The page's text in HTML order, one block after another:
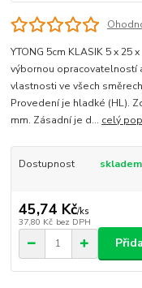
YTONG 5cm KLASIK 5 x
výbornou opracovatelností
vlastnosti ve všech
Provedení je hladké (HL).
mm. Zásadní je d... celý
Dostupnost skladem
45,74 Kč/ks
37,80 Kč bez DPH